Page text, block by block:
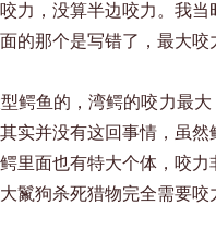
力，没算半边咬力。我
的那个是写错了，最大咬
鳄鱼的，湾鳄的咬力最
实并没有这回事情，虽
里面也有特大个体，咬
鬣狗杀死猎物完全需要